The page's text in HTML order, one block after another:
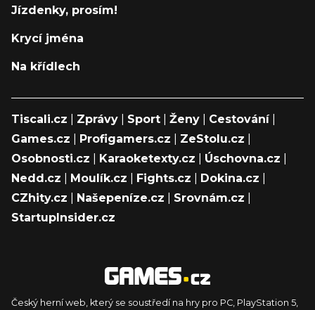
Jízdenky, prosím!
Krycí jména
Na křídlech
Tiscali.cz Zprávy Sport Ženy Cestování|
Games.cz
Profigamers.cz ZeStolu.cz
Osobnosti.cz
Karaoketexty.cz Úschovna.cz
Nedd.cz
Moulík.cz Fights.cz Dokina.cz
CZhity.cz
Našepeníze.cz Srovnám.cz
StartupInsider.cz
Český herní web, který se soustředí na hry pro PC, PlayStation 5,